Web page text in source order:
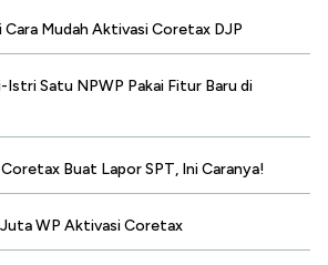
Cara Mudah Aktivasi Coretax DJP
Istri Satu NPWP Pakai Fitur Baru di
Buat Lapor SPT, Ini Caranya!
Juta WP Aktivasi Coretax